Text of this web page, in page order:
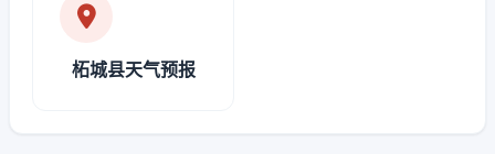
柘城县天气预报